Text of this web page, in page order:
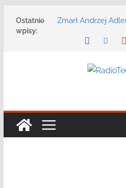
Ostatnie
wpisy:
Zmarł Andrzej
Radmor –
DGT wraz z
konferencję:
bezpieczeństwa